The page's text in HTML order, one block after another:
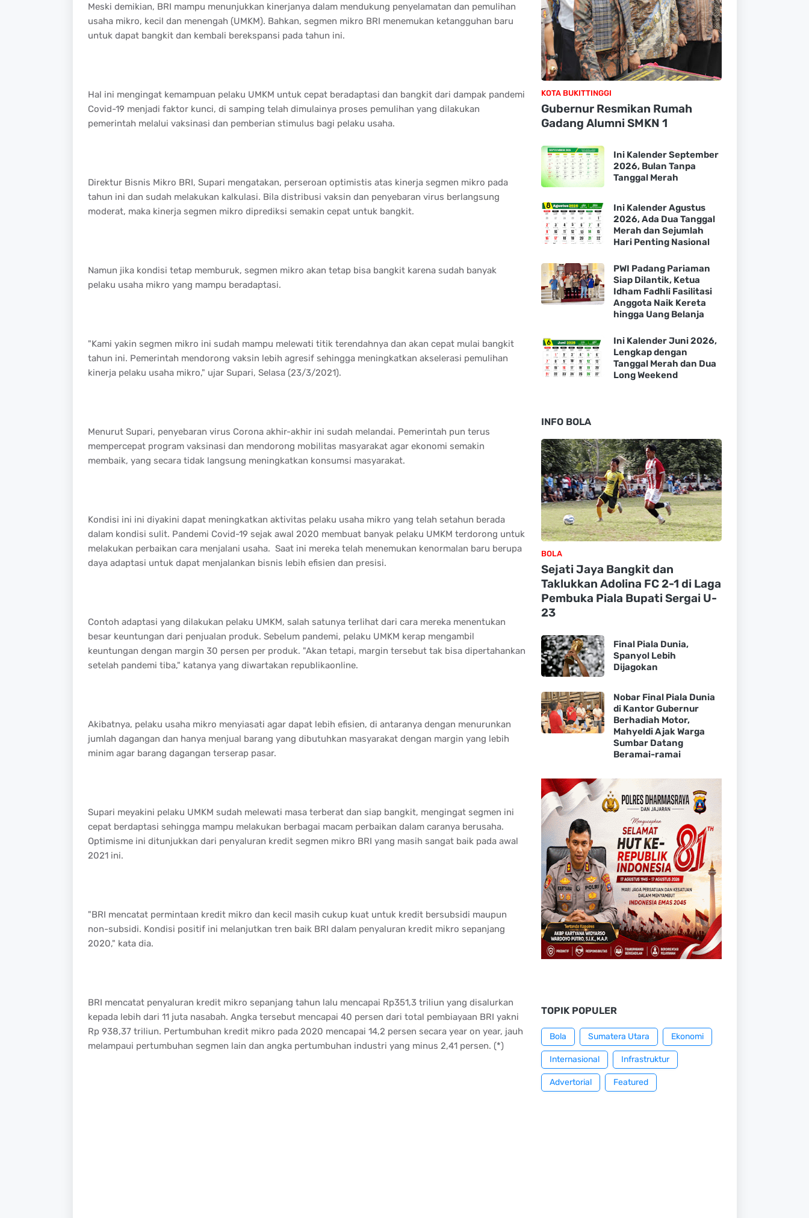
Meski demikian, BRI mampu menunjukkan kinerjanya dalam mendukung penyelamatan dan pemulihan
usaha mikro, kecil dan menengah (UMKM). Bahkan, segmen mikro BRI menemukan ketangguhan baru
untuk dapat bangkit dan kembali berekspansi pada tahun ini.
Hal ini mengingat kemampuan pelaku UMKM untuk cepat beradaptasi dan bangkit dari dampak pandemi
Covid-19 menjadi faktor kunci, di samping telah dimulainya proses pemulihan yang dilakukan
pemerintah melalui vaksinasi dan pemberian stimulus bagi pelaku usaha.
Direktur Bisnis Mikro BRI, Supari mengatakan, perseroan optimistis atas kinerja segmen mikro pada
tahun ini dan sudah melakukan kalkulasi. Bila distribusi vaksin dan penyebaran virus berlangsung
moderat, maka kinerja segmen mikro diprediksi semakin cepat untuk bangkit.
Namun jika kondisi tetap memburuk, segmen mikro akan tetap bisa bangkit karena sudah banyak
pelaku usaha mikro yang mampu beradaptasi.
"Kami yakin segmen mikro ini sudah mampu melewati titik terendahnya dan akan cepat mulai bangkit
tahun ini. Pemerintah mendorong vaksin lebih agresif sehingga meningkatkan akselerasi pemulihan
kinerja pelaku usaha mikro," ujar Supari, Selasa (23/3/2021).
Menurut Supari, penyebaran virus Corona akhir-akhir ini sudah melandai. Pemerintah pun terus
mempercepat program vaksinasi dan mendorong mobilitas masyarakat agar ekonomi semakin
membaik, yang secara tidak langsung meningkatkan konsumsi masyarakat.
Kondisi ini ini diyakini dapat meningkatkan aktivitas pelaku usaha mikro yang telah setahun berada
dalam kondisi sulit. Pandemi Covid-19 sejak awal 2020 membuat banyak pelaku UMKM terdorong untuk
melakukan perbaikan cara menjalani usaha. Saat ini mereka telah menemukan kenormalan baru berupa
daya adaptasi untuk dapat menjalankan bisnis lebih efisien dan presisi.
Contoh adaptasi yang dilakukan pelaku UMKM, salah satunya terlihat dari cara mereka menentukan
besar keuntungan dari penjualan produk. Sebelum pandemi, pelaku UMKM kerap mengambil
keuntungan dengan margin 30 persen per produk. "Akan tetapi, margin tersebut tak bisa dipertahankan
setelah pandemi tiba," katanya yang diwartakan republikaonline.
Akibatnya, pelaku usaha mikro menyiasati agar dapat lebih efisien, di antaranya dengan menurunkan
jumlah dagangan dan hanya menjual barang yang dibutuhkan masyarakat dengan margin yang lebih
minim agar barang dagangan terserap pasar.
Supari meyakini pelaku UMKM sudah melewati masa terberat dan siap bangkit, mengingat segmen ini
cepat berdaptasi sehingga mampu melakukan berbagai macam perbaikan dalam caranya berusaha.
Optimisme ini ditunjukkan dari penyaluran kredit segmen mikro BRI yang masih sangat baik pada awal
2021 ini.
"BRI mencatat permintaan kredit mikro dan kecil masih cukup kuat untuk kredit bersubsidi maupun
non-subsidi. Kondisi positif ini melanjutkan tren baik BRI dalam penyaluran kredit mikro sepanjang
2020," kata dia.
BRI mencatat penyaluran kredit mikro sepanjang tahun lalu mencapai Rp351,3 triliun yang disalurkan
kepada lebih dari 11 juta nasabah. Angka tersebut mencapai 40 persen dari total pembiayaan BRI yakni
Rp 938,37 triliun. Pertumbuhan kredit mikro pada 2020 mencapai 14,2 persen secara year on year, jauh
melampaui pertumbuhan segmen lain dan angka pertumbuhan industri yang minus 2,41 persen. (*)
KOTA BUKITTINGGI
Gubernur Resmikan Rumah
Gadang Alumni SMKN 1
Ini Kalender September
2026, Bulan Tanpa
Tanggal Merah
Ini Kalender Agustus
2026, Ada Dua Tanggal
Merah dan Sejumlah
Hari Penting Nasional
PWI Padang Pariaman
Siap Dilantik, Ketua
Idham Fadhli Fasilitasi
Anggota Naik Kereta
hingga Uang Belanja
Ini Kalender Juni 2026,
Lengkap dengan
Tanggal Merah dan Dua
Long Weekend
INFO BOLA
BOLA
Sejati Jaya Bangkit dan
Taklukkan Adolina FC 2-1 di Laga
Pembuka Piala Bupati Sergai U-
23
Final Piala Dunia,
Spanyol Lebih
Dijagokan
Nobar Final Piala Dunia
di Kantor Gubernur
Berhadiah Motor,
Mahyeldi Ajak Warga
Sumbar Datang
Beramai-ramai
TOPIK POPULER
Bola Sumatera Utara Ekonomi
Internasional Infrastruktur
Advertorial Featured